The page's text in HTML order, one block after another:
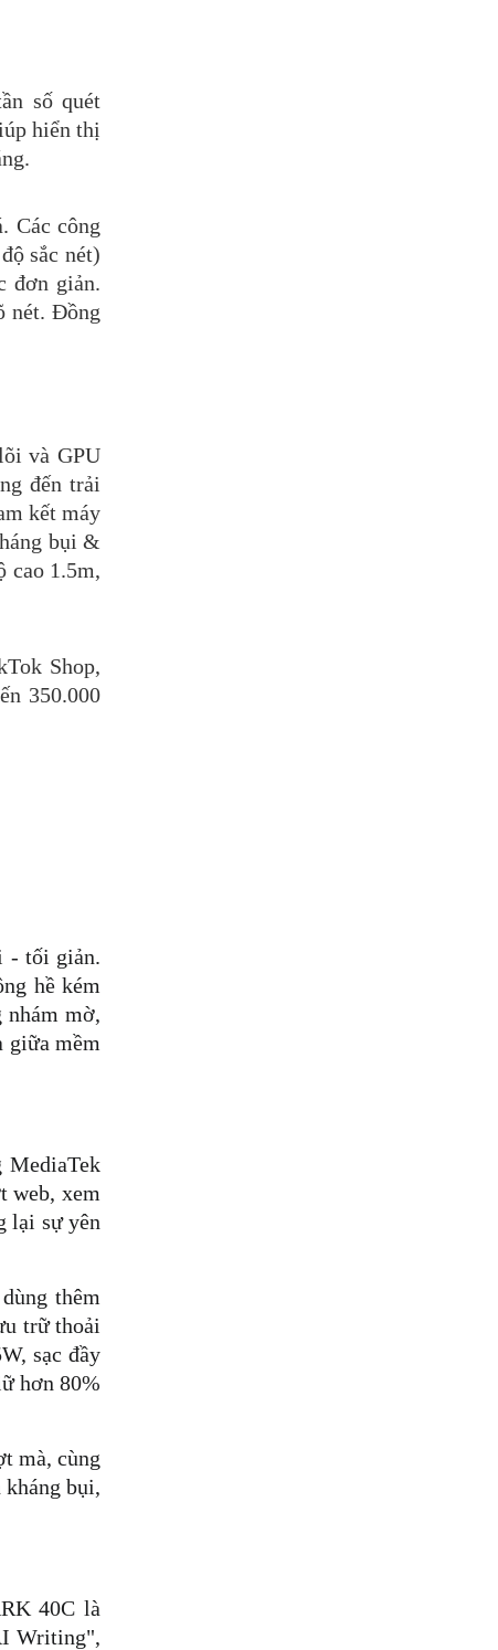
số quét
hiển thị
Các công
sắc nét)
đơn giản.
nét. Đồng
và GPU
đến trải
kết máy
bụi &
cao 1.5m,
Shop,
350.000
- tối giản.
hề kém
nhám mờ,
giữa mềm
MediaTek
web, xem
lại sự yên
thêm
trữ thoải
sạc đầy
hơn 80%
mà, cùng
bụi,
40C là
Writing",